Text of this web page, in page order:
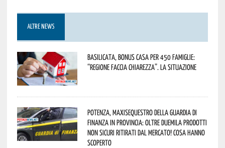
ALTRE NEWS
Basilicata, Bonus casa per 450 famiglie:
“Regione faccia chiarezza”. La situazione
Potenza, maxisequestro della Guardia di
Finanza in provincia: oltre duemila prodotti
non sicuri ritirati dal mercato! Cosa hanno
scoperto